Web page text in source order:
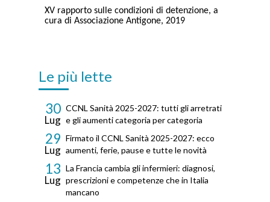
XV rapporto sulle condizioni di detenzione, a
cura di Associazione Antigone, 2019
Le più lette
30
Lug
CCNL Sanità 2025-2027: tutti gli arretrati
e gli aumenti categoria per categoria
29
Lug
Firmato il CCNL Sanità 2025-2027: ecco
aumenti, ferie, pause e tutte le novità
13
Lug
La Francia cambia gli infermieri: diagnosi,
prescrizioni e competenze che in Italia
mancano